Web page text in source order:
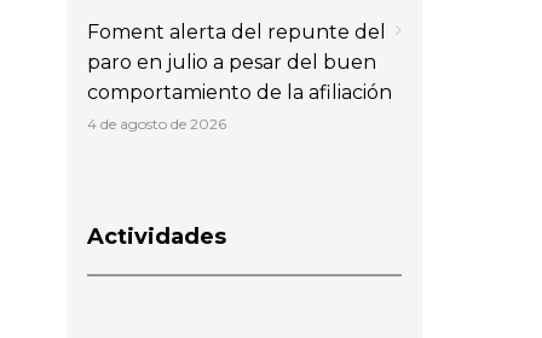
Foment alerta del repunte del
paro en julio a pesar del buen
comportamiento de la afiliación
4 de agosto de 2026
Actividades